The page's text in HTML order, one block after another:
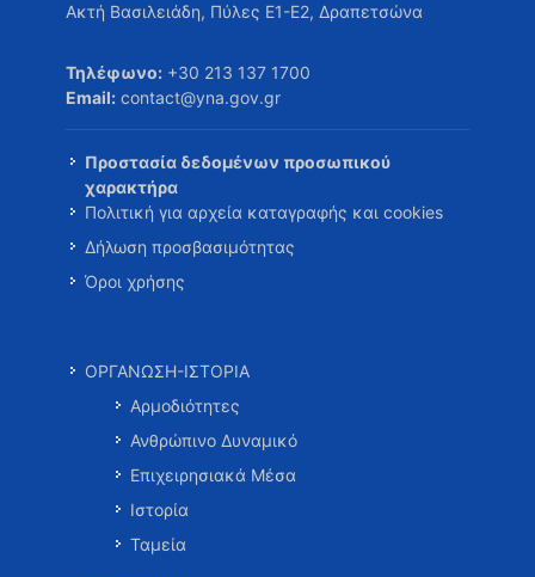
Ακτή Βασιλειάδη, Πύλες Ε1-Ε2, Δραπετσώνα
Τηλέφωνο: +30 213 137 1700
Email: contact@yna.gov.gr
Προστασία δεδομένων προσωπικού
χαρακτήρα
Πολιτική για αρχεία καταγραφής και cookies
Δήλωση προσβασιμότητας
Όροι χρήσης
ΟΡΓΑΝΩΣΗ-ΙΣΤΟΡΙΑ
Αρμοδιότητες
Ανθρώπινο Δυναμικό
Επιχειρησιακά Μέσα
Ιστορία
Ταμεία